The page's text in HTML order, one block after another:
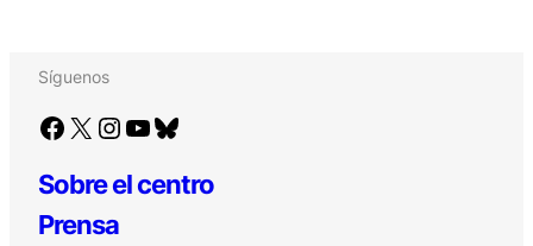
Síguenos
Facebook X Instagram YouTube Bluesky
Sobre el centro
Prensa